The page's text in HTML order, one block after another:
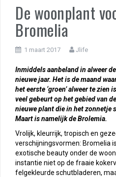
De woonplant
Bromelia
1 maart 2017 Jlife
Inmiddels aanbeland in alweer
nieuwe jaar. Het is de maand
het eerste ‘groen’ alweer te zien
veel gebeurt op het gebied van
nieuwe plant die in het zonnetje
Maart is namelijk de Brolemia.
Vrolijk, kleurrijk, tropisch en
verschijningsvormen: Bromelia
exotische beauty onder de
instantie niet op de fraaie
felgekleurde schutbladeren,